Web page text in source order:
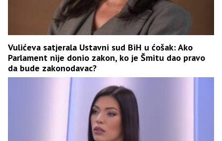
Vulićeva satjerala Ustavni sud BiH u ćošak: Ako
Parlament nije donio zakon, ko je Šmitu dao pravo
da bude zakonodavac?